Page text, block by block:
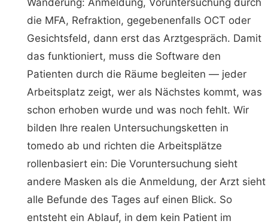
die MFA, Refraktion, gegebenenfalls OCT oder
Gesichtsfeld, dann erst das Arztgespräch. Damit
das funktioniert, muss die Software den
Patienten durch die Räume begleiten — jeder
Arbeitsplatz zeigt, wer als Nächstes kommt, was
schon erhoben wurde und was noch fehlt. Wir
bilden Ihre realen Untersuchungsketten in
tomedo ab und richten die Arbeitsplätze
rollenbasiert ein: Die Voruntersuchung sieht
andere Masken als die Anmeldung, der Arzt sieht
alle Befunde des Tages auf einen Blick. So
entsteht ein Ablauf, in dem kein Patient im